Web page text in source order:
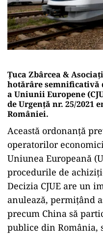
Țuca Zbârcea &
hotărâre semnificativă
a Uniunii Europene
de Urgență nr. 25/2021
României.
Această ordonanță
operatorilor
Uniunea Europeană
procedurile de
Decizia CJUE are un
anulează, permițând
precum China să
publice din România,